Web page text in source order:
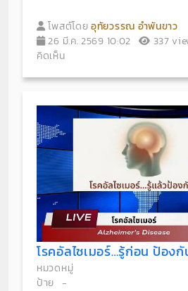
โพสต์โดยอุทัยวรรณ อำพันขาว
26 มี.ค. 2569 10:02
337
คิดเห็น
โรคอัลไซเมอร์…รู้ก่อน ป้อง
หมวดหมู่
ป้าย-